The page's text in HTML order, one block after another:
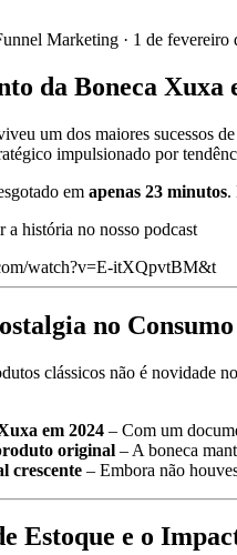
Marketing · 1 de fevereiro
da Boneca Xuxa
um dos maiores sucessos
impulsionado por
em apenas 23 minutos.
história no nosso podcast
watch?v=E-itXQpvtBM&t
no Consumo
clássicos não é novidade
em 2024 – Com um
original – A boneca
crescente – Embora não
Estoque e o